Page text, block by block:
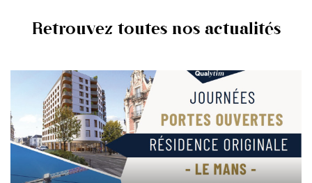
Retrouvez toutes nos actualités